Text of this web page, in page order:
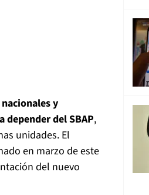
y
del SBAP,
unidades. El
en marzo de este
del nuevo